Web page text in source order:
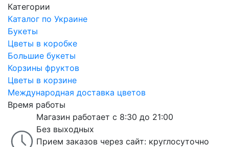
Категории
Каталог по Украине
Букеты
Цветы в коробке
Большие букеты
Корзины фруктов
Цветы в корзине
Международная доставка цветов
Время работы
Магазин работает с 8:30 до 21:00
Без выходных
Прием заказов через сайт: круглосуточно